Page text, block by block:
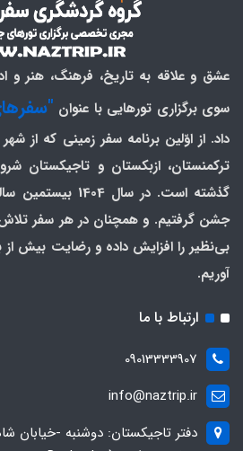
عشق و علاقه به تاریخ، فرهنگ، هنر و
سوی برگزاری تورهایی با عنوان
داد. از اوّلین برنامه سفر زمینی که از
ترکمنستان، ازبکستان و
گذشته است. در سال
جشن گرفتیم. و همچنان در هر سفر
بی‌نظیر را افزایش داده و رضایت بیش
آوریم.
ارتباط با ما
09013333907
info@naztrip.ir
دفتر تاجیکستان: دوشنبه -خیابان